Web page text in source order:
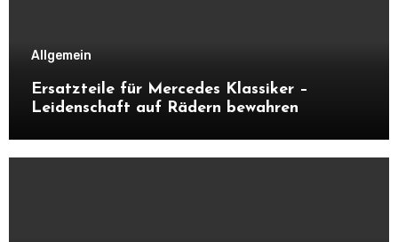
Allgemein
Ersatzteile für Mercedes Klassiker –
Leidenschaft auf Rädern bewahren